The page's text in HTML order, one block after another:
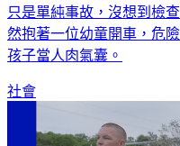
只是單純事故，沒想到檢
然抱著一位幼童開車，危
孩子當人肉氣囊。
社會